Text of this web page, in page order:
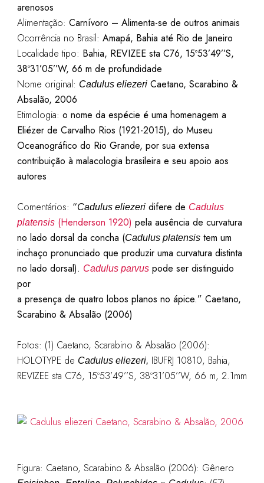
arenosos
Alimentação: Carnívoro – Alimenta-se de outros animais
Ocorrência no Brasil: Amapá, Bahia até Rio de Janeiro
Localidade tipo: Bahia, REVIZEE sta C76, 15º53’49’’S,
38º31’05’’W, 66 m de profundidade
Nome original: Cadulus eliezeriCaetano, Scarabino &
Absalão, 2006
Etimologia: o nome da espécie é uma homenagem a
Eliézer de Carvalho Rios (1921-2015), do Museu
Oceanográfico do Rio Grande, por sua extensa
contribuição à malacologia brasileira e seu apoio aos
autores
Comentários: “Cadulus eliezeridifere de Cadulus
platensis(Henderson 1920) pela ausência de curvatura
no lado dorsal da concha (Cadulus platensistem um
inchaço pronunciado que produzir uma curvatura distinta
no lado dorsal). Cadulus parvuspode ser distinguido
por
a presença de quatro lobos planos no ápice.” Caetano,
Scarabino & Absalão (2006)
Fotos: (1) Caetano, Scarabino & Absalão (2006):
HOLOTYPE de Cadulus eliezeri, IBUFRJ 10810, Bahia,
REVIZEE sta C76, 15º53’49’’S, 38º31’05’’W, 66 m, 2.1mm
Figura: Caetano, Scarabino & Absalão (2006): Gênero